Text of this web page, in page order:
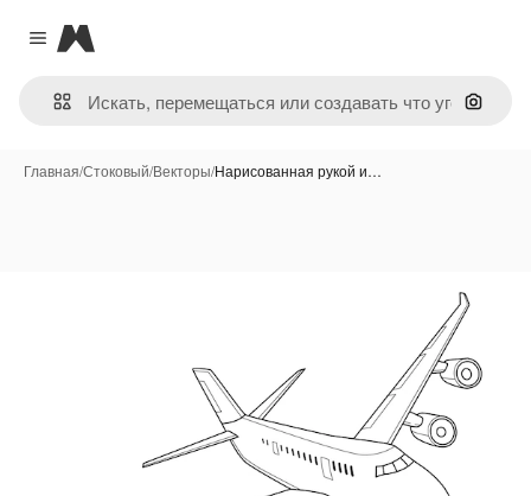
Close menu
Magnific
Поиск
Главная/Стоковый/Векторы/Нарисованная рукой и…